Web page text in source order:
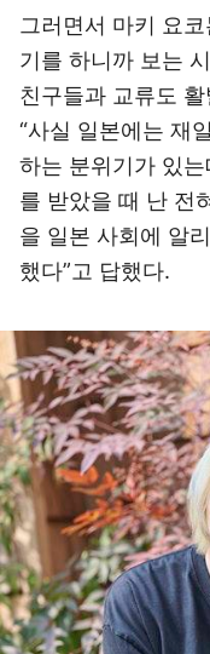
그러면서 마키 요
기를 하니까 보는
친구들과 교류도
“사실 일본에는 재
하는 분위기가 있는
를 받았을 때 난 전
을 일본 사회에 알
했다”고 답했다.